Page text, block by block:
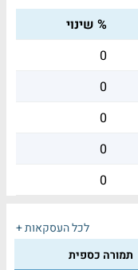
% שינוי
0
0
0
0
0
לכל העסקאות +
תמורה כספית